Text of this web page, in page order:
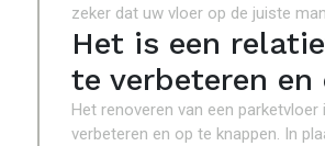
zeker dat uw vloer op de juiste
Het is een
te verbeteren
Het renoveren van een
verbeteren en op te knappen. In